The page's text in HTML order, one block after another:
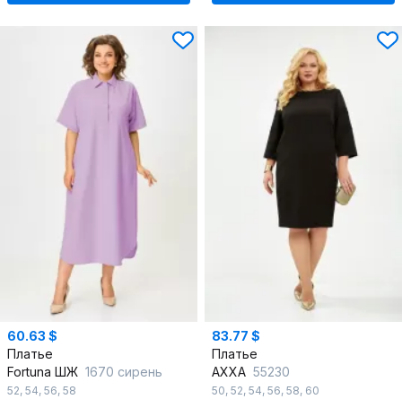
60.63 $
Платье
Fortuna ШЖ 1670 сирень
52, 54, 56, 58
83.77 $
Платье
AXXA 55230
50, 52, 54, 56, 58, 60